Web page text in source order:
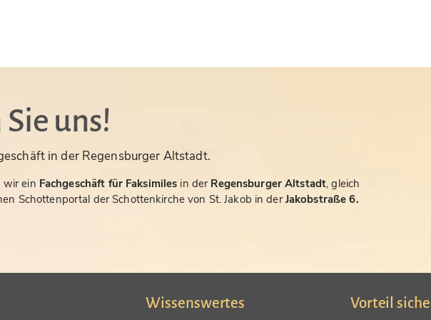
uns!
in der Regensburger Altstadt.
wir ein Fachgeschäft für Faksimiles in der Regensburger Altstadt, gleich
Schottenportal der Schottenkirche von St. Jakob in derJakobstraße 6.
Wissenswertes Vorteil